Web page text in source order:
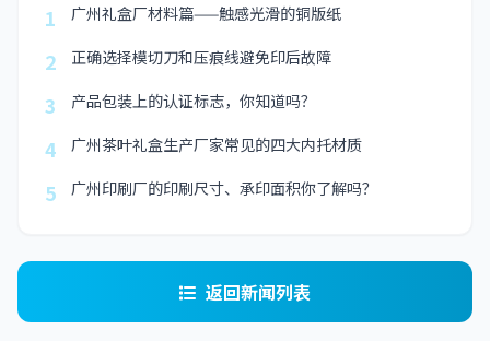
1
广州礼盒厂材料篇——触感光滑的铜版纸
2 正确选择模切刀和压痕线避免印后故障
3 产品包装上的认证标志，你知道吗？
4 广州茶叶礼盒生产厂家常见的四大内托材质
5 广州印刷厂的印刷尺寸、承印面积你了解吗？
返回新闻列表